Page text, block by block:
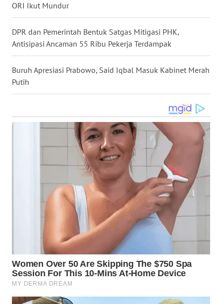
ORI Ikut Mundur
DPR dan Pemerintah Bentuk Satgas Mitigasi PHK,
Antisipasi Ancaman 55 Ribu Pekerja Terdampak
Buruh Apresiasi Prabowo, Said Iqbal Masuk Kabinet Merah
Putih
WN
WN
SULUT
WN
TOBA
WN